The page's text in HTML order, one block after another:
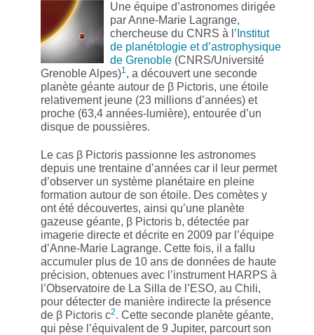
Une équipe d’astronomes dirigée
par Anne-Marie Lagrange,
chercheuse du CNRS à l ’Institut
de planétologie et d’astrophysique
de Grenoble (CNRS/Université
Grenoble Alpes)1, a découvert une seconde
planète géante autour de β Pictoris, une étoile
relativement jeune (23 millions d’années) et
proche (63,4 années-lumière), entourée d’un
disque de poussières.
Le cas β Pictoris passionne les astronomes
depuis une trentaine d’années car il leur permet
d’observer un système planétaire en pleine
formation autour de son étoile. Des comètes y
ont été découvertes, ainsi qu’une planète
gazeuse géante, β Pictoris b, détectée par
imagerie directe et décrite en 2009 par l’équipe
d’Anne-Marie Lagrange. Cette fois, il a fallu
accumuler plus de 10 ans de données de haute
précision, obtenues avec l’instrument HARPS à
l’Observatoire de La Silla de l’ESO, au Chili,
pour détecter de manière indirecte la présence
de β Pictoris c2. Cette seconde planète géante,
qui pèse l’équivalent de 9 Jupiter, parcourt son